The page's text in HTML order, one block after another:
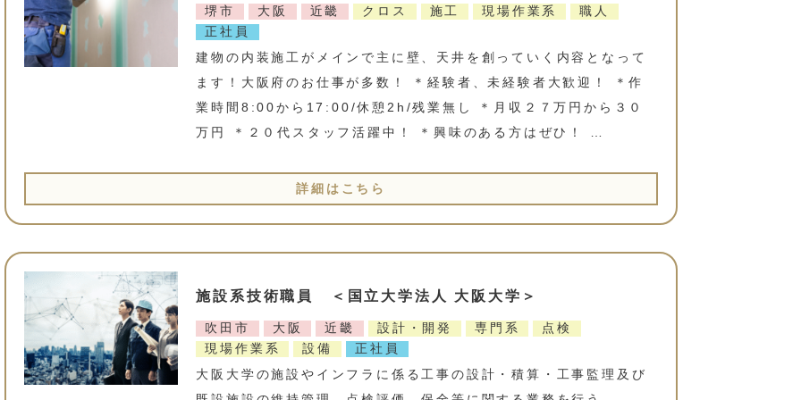
堺市 大阪 近畿 クロス 施工 現場作業系
職人
正社員
建物の内装施工がメインで主に壁、天井を創っていく内容となって
ます！大阪府のお仕事が多数！ ＊経験者、未経験者大歓迎！ ＊作
業時間8:00から17:00/休憩2h/残業無し ＊月収２７万円から３０
万円 ＊２０代スタッフ活躍中！ ＊興味のある方はぜひ！ …
詳細はこちら
施設系技術職員 ＜国立大学法人 大阪大学＞
吹田市 大阪 近畿 設計・開発 専門系
点検
現場作業系
設備
正社員
大阪大学の施設やインフラに係る工事の設計・積算・工事監理及び